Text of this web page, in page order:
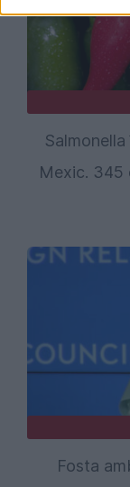
Mexic. 345
Fosta